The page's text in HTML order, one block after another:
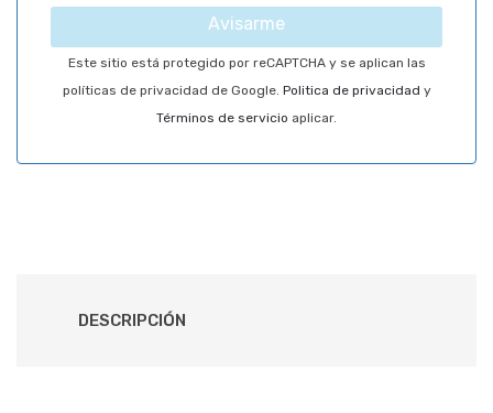
Avisarme
Este sitio está protegido por reCAPTCHA y se aplican las
políticas de privacidad de Google. Politica de privacidad y
Términos de servicio aplicar.
DESCRIPCIÓN